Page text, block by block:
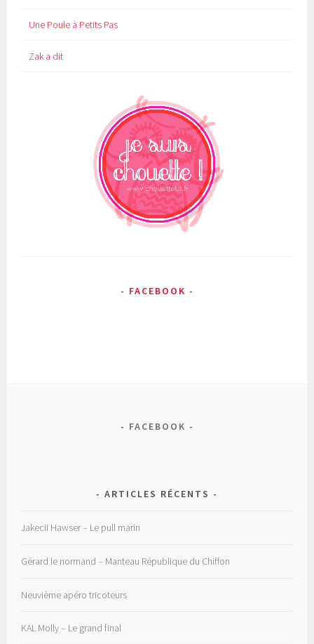
Une Poule à Petits Pas
Zak a dit
FACEBOOK
FACEBOOK
ARTICLES RÉCENTS
Jakecii Hawser – Le pull marin
Gérard le normand – Manteau République du Chiffon
Neuvième apéro tricoteurs
KAL Molly – Le grand final